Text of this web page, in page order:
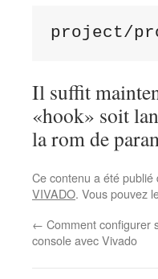
Il suffit
«hook» soit
la rom de
Ce contenu a été publié
VIVADO. Vous pouvez
← Comment configurer
console avec Vivado